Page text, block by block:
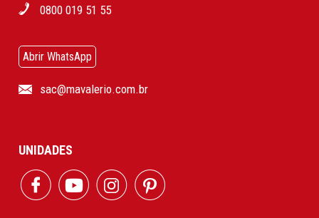
0800 019 51 55
Abrir WhatsApp
sac@mavalerio.com.br
UNIDADES